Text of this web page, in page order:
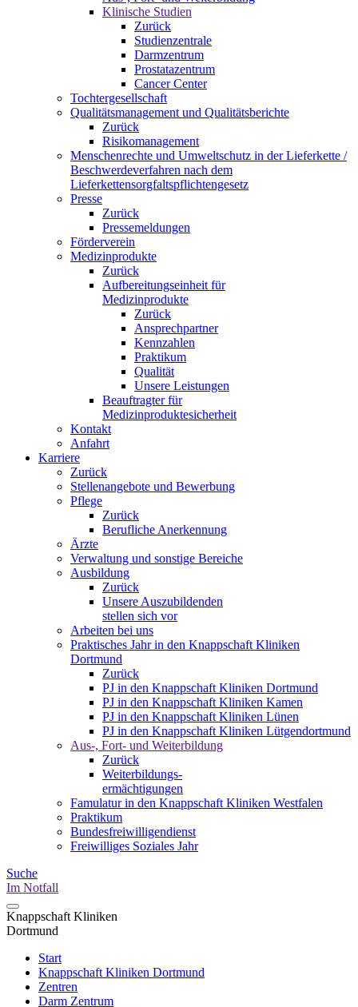
Klinische Studien
Zurück
Studienzentrale
Darmzentrum
Prostatazentrum
Cancer Center
Tochtergesellschaft
Qualitätsmanagement und Qualitätsberichte
Zurück
Risikomanagement
Menschenrechte und Umweltschutz in der Lieferkette /
Beschwerdeverfahren nach dem
Lieferkettensorgfaltspflichtengesetz
Presse
Zurück
Pressemeldungen
Förderverein
Medizinprodukte
Zurück
Aufbereitungseinheit für
Medizinprodukte
Zurück
Ansprechpartner
Kennzahlen
Praktikum
Qualität
Unsere Leistungen
Beauftragter für
Medizinproduktesicherheit
Kontakt
Anfahrt
Karriere
Zurück
Stellenangebote und Bewerbung
Pflege
Zurück
Berufliche Anerkennung
Ärzte
Verwaltung und sonstige Bereiche
Ausbildung
Zurück
Unsere Auszubildenden
stellen sich vor
Arbeiten bei uns
Praktisches Jahr in den Knappschaft Kliniken
Dortmund
Zurück
PJ in den Knappschaft Kliniken Dortmund
PJ in den Knappschaft Kliniken Kamen
PJ in den Knappschaft Kliniken Lünen
PJ in den Knappschaft Kliniken Lütgendortmund
Aus-, Fort- und Weiterbildung
Zurück
Weiterbildungs-
ermächtigungen
Famulatur in den Knappschaft Kliniken Westfalen
Praktikum
Bundesfreiwilligendienst
Freiwilliges Soziales Jahr
Suche
Im Notfall
Knappschaft Kliniken
Dortmund
Start
Knappschaft Kliniken Dortmund
Zentren
Darm Zentrum